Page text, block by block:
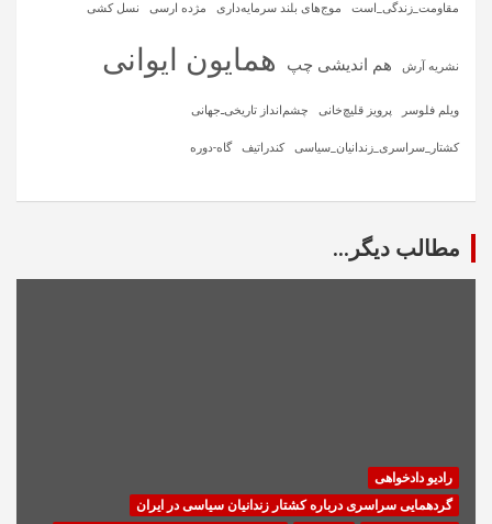
مقاومت_زندگی_است موج‌های بلند سرمایه‌داری مژده ارسی نسل کشی
نشریه آرش هم اندیشی چپ همایون ایوانی
ویلم فلوسر پرویز قلیچ‌خانی چشم‌انداز تاریخی‌ـ‌جهانی
کشتار_سراسری_زندانیان_سیاسی کندراتیف گاه-دوره
مطالب دیگر...
رادیو دادخواهی
گردهمایی سراسری درباره کشتار زندانیان سیاسی در ایران